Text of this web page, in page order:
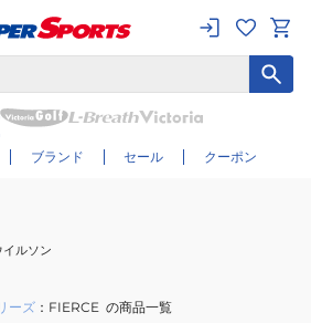
ブランド セール クーポン
さらに絞り込む
イルソン
ーズ FIERCE の商品一覧